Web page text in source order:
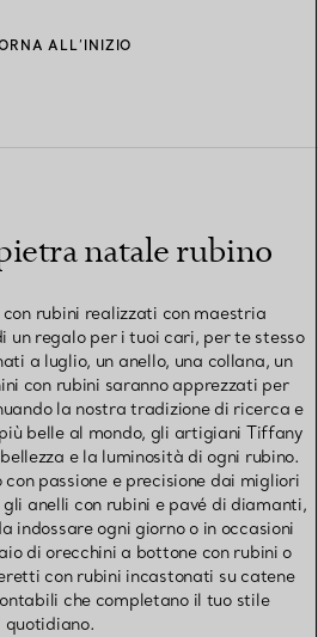
ALL’INIZIO
natale rubino
rubini realizzati con maestria
regalo per i tuoi cari, per te stesso
a luglio, un anello, una collana, un
con rubini saranno apprezzati per
la nostra tradizione di ricerca e
belle al mondo, gli artigiani Tiffany
e la luminosità di ogni rubino.
passione e precisione dai migliori
anelli con rubini e pavé di diamanti,
indossare ogni giorno o in occasioni
di orecchini a bottone con rubini o
con rubini incastonati su catene
che completano il tuo stile
quotidiano.